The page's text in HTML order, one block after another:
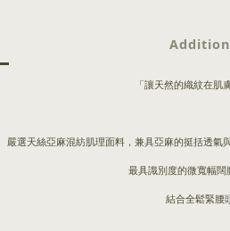
「讓天然的織紋在肌
嚴選天絲亞麻混紡肌理面料，兼具亞麻的挺括透氣
最具識別度的微寬幅
結合全鬆緊腰